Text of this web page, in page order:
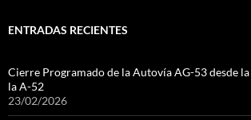
ENTRADAS RECIENTES
Cierre Programado de la Autovía AG-53 desde
la A-52
23/02/2026